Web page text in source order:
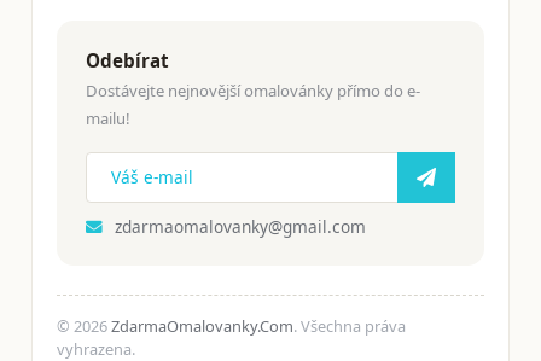
Odebírat
Dostávejte nejnovější omalovánky přímo do e-
mailu!
zdarmaomalovanky@gmail.com
© 2026ZdarmaOmalovanky.Com. Všechna práva
vyhrazena.